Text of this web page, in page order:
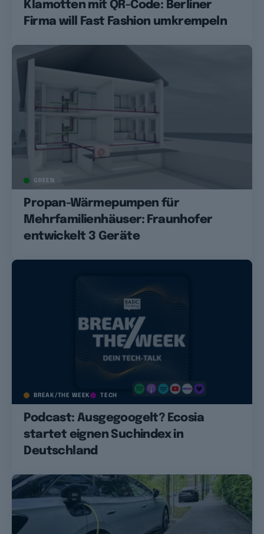
Klamotten mit QR-Code: Berliner
Firma will Fast Fashion umkrempeln
GREEN
Propan-Wärmepumpen für
Mehrfamilienhäuser: Fraunhofer
entwickelt 3 Geräte
BREAK/THE WEEK TECH
Podcast: Ausgegoogelt? Ecosia
startet eignen Suchindex in
Deutschland